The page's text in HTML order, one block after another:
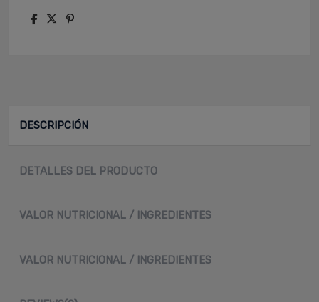
DESCRIPCIÓN
DETALLES DEL PRODUCTO
VALOR NUTRICIONAL / INGREDIENTES
VALOR NUTRICIONAL / INGREDIENTES